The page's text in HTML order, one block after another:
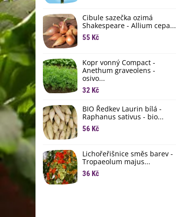
Cibule sazečka ozimá
Shakespeare - Allium cepa...
55 Kč
Kopr vonný Compact -
Anethum graveolens -
osivo...
32 Kč
BIO Ředkev Laurin bílá -
Raphanus sativus - bio...
56 Kč
Lichořeřišnice směs barev -
Tropaeolum majus...
36 Kč